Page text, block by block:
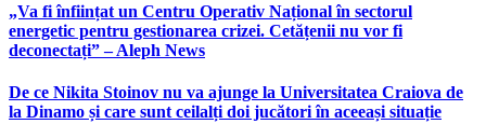
„Va fi înființat un Centru Operativ Național în sectorul
energetic pentru gestionarea crizei. Cetățenii nu vor fi
deconectați” – Aleph News
De ce Nikita Stoinov nu va ajunge la Universitatea Craiova de
la Dinamo și care sunt ceilalți doi jucători în aceeași situație